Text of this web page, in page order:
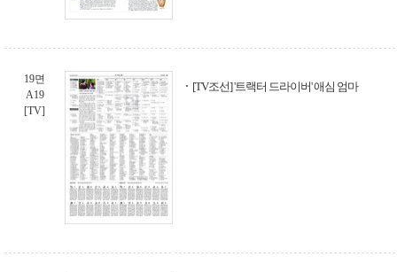
19면
A19
[TV]
[TV조선] '트랙터 드라이버' 애심 엄마